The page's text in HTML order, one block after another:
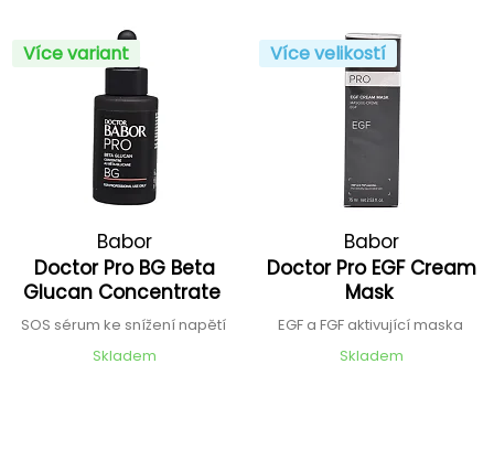
Více variant
Babor
Doctor Pro BG Beta
Glucan Concentrate
SOS sérum ke snížení napětí
Skladem
Více velikostí
Babor
Doctor Pro EGF Cream
Mask
EGF a FGF aktivující maska
Skladem